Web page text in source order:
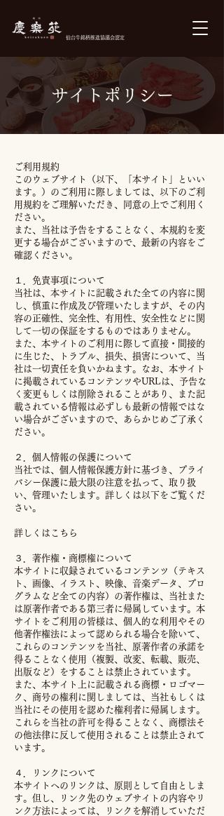
仙台牛銘柄推進協議会認定
ご予約
サイトポリシー
ご利用規約
このウェブサイト（以下、「本サイト」といい
ます。）のご利用に際しましては、以下のご利
用規約をご理解いただき、同意の上でご利用く
ださい。
また、当社は予告をすることなく、本規約を変
更する場合がございますので、最新の内容をご
確認ください。
１．免責事項について
当社は、本サイトに記載された全ての内容に関
し、慎重に作成及び管理いたしますが、その内
容の正確性、完全性、有用性、安全性などに関
して一切の保証をするものではありません。
また、本サイトのご利用に際して直接・間接的
に生じた、トラブル、損失、損害について、当
社は一切責任を負いかねます。なお、本サイト
に掲載されているコンテンツやURLは、予告な
く変更もしくは削除されることがあり、また記
載されている情報は必ずしも最新の情報ではな
い場合がございますので、あらかじめご了承く
ださい。
２．個人情報の保護について
当社では、個人情報保護方針に基づき、プライ
バシー保護に最大限の注意を払って、取り扱
い、管理いたします。詳しくは以下をご覧くだ
さい。
詳しくはこちら
３．著作権・商標権について
本サイトに収録されているコンテンツ（テキス
ト、画像、イラスト、映像、音楽データ、プロ
グラムなど全ての内容）の著作権は、当社また
は原著作者である第三者に帰属しています。本
サイトをご利用の皆様は、個人的な利用やその
他著作権法によって認められる場合を除いて、
これらのコンテンツを当社、原著作者の承諾を
得ることなく使用（複製、改変、転載、販売、
出版など）をすることは禁止されています。
また、本サイト上に記載される商標・ロゴマー
ク、商号の権利に関しましては、当社もしくは
当社にその使用を認めた権利者に帰属します。
これらを当社の許可を得ることなく、商標法そ
の他法律に反して使用されることは禁止されて
います。
４．リンクについて
本サイトへのリンクは、原則として自由としま
す。但し、リンク先のウェブサイトの内容やリ
ンク方法によっては、リンクを解消していただ